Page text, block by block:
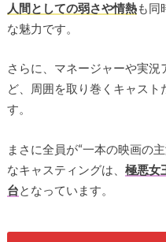
人間としての弱さや情熱も同
な魅力です。
さらに、マネージャーや実
ど、周囲を取り巻くキャス
す。
まさに全員が“一本の映画の
なキャスティングは、 極悪女
台となっています。